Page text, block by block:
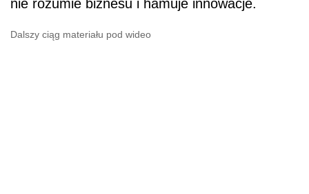
nie rozumie biznesu i hamuje innowacje.
Dalszy ciąg materiału pod wideo